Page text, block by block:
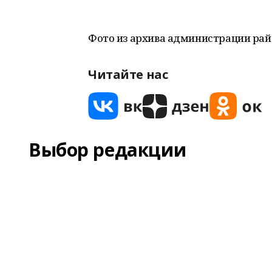
Фото из архива администрации
Читайте нас
Выбор редакции